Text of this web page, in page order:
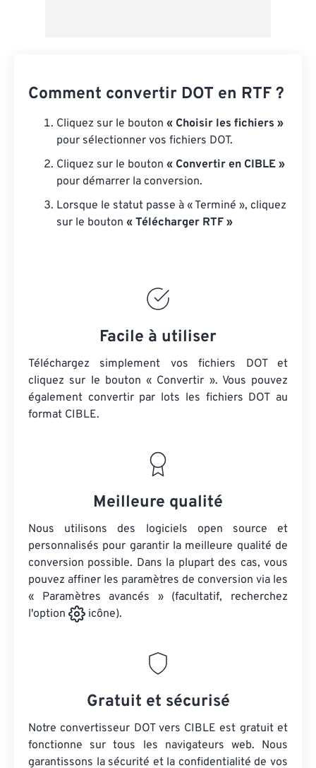
Comment convertir DOT en RTF ?
Cliquez sur le bouton « Choisir les fichiers »
pour sélectionner vos fichiers DOT.
Cliquez sur le bouton « Convertir en CIBLE »
pour démarrer la conversion.
Lorsque le statut passe à « Terminé », cliquez
sur le bouton « Télécharger RTF »
Facile à utiliser
Téléchargez simplement vos fichiers DOT et
cliquez sur le bouton « Convertir ». Vous pouvez
également convertir par lots les fichiers DOT au
format CIBLE.
Meilleure qualité
Nous utilisons des logiciels open source et
personnalisés pour garantir la meilleure qualité de
conversion possible. Dans la plupart des cas, vous
pouvez affiner les paramètres de conversion via les
« Paramètres avancés » (facultatif, recherchez
l'option
icône).
Gratuit et sécurisé
Notre convertisseur DOT vers CIBLE est gratuit et
fonctionne sur tous les navigateurs web. Nous
garantissons la sécurité et la confidentialité de vos